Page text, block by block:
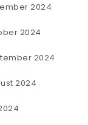
2024
2024
2024
2024